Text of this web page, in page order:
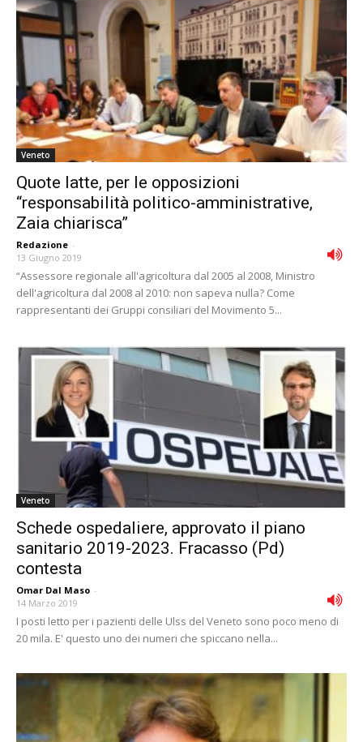
Veneto
Quote latte, per le opposizioni
“responsabilità politico-amministrative,
Zaia chiarisca”
Redazione -
13 Giugno 2019
“Assessore regionale all'agricoltura dal 2005 al 2008, Ministro
dell'agricoltura dal 2008 al 2010: non sapeva nulla? Come
rappresentanti dei Gruppi consiliari del Movimento 5...
Veneto
Schede ospedaliere, approvato il piano
sanitario 2019-2023. Fracasso (Pd)
contesta
Omar Dal Maso -
14 Marzo 2019
I posti letto per i pazienti delle Ulss del Veneto sono poco meno di
20 mila. E' questo uno dei numeri che spiccano nella...